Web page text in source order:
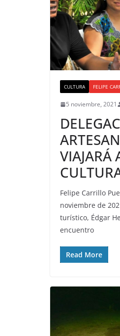
CULTURA FELIPE
5 noviembre, 2021
VIAJARÁ
Felipe Carrillo
noviembre de
turístico, Édgar
encuentro
Read More